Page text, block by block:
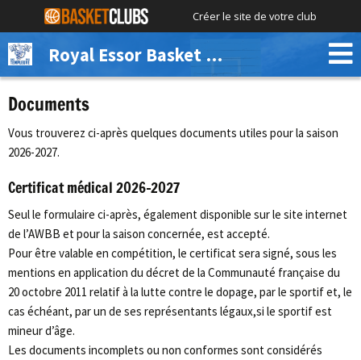
Créer le site de votre club
Royal Essor Basket Club Templeuve
Documents
Vous trouverez ci-après quelques documents utiles pour la saison
2026-2027.
Certificat médical 2026-2027
Seul le formulaire ci-après, également disponible sur le site internet
de l’AWBB et pour la saison concernée, est accepté.
Pour être valable en compétition, le certificat sera signé, sous les
mentions en application du décret de la Communauté française du
20 octobre 2011 relatif à la lutte contre le dopage, par le sportif et, le
cas échéant, par un de ses représentants légaux,si le sportif est
mineur d’âge.
Les documents incomplets ou non conformes sont considérés